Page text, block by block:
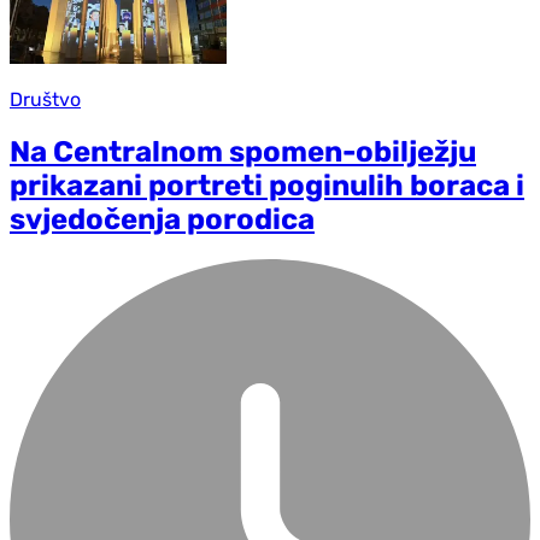
Društvo
Na Centralnom spomen-obilježju
prikazani portreti poginulih boraca i
svjedočenja porodica